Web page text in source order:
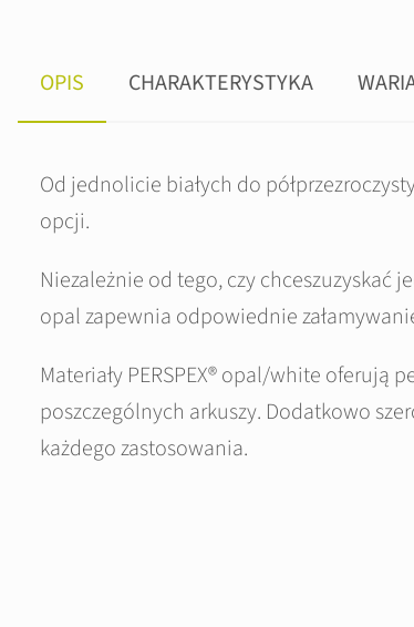
OPIS CHARAKTERYSTYKA
Od jednolicie białych do
opcji.
Niezależnie od tego, czy chceszuzyskać
opal zapewnia odpowiednie
Materiały PERSPEX® opal/white oferują
poszczególnych arkuszy. Dodatkowo
każdego zastosowania.